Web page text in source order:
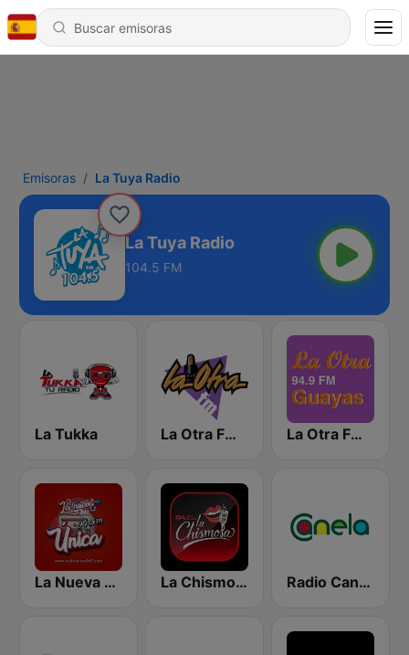
Emisoras La Tuya Radio
La Tuya Radio
104.5 FM
La Tukka La Otra FM - Quito La Otra FM - Guayaquil
La Nueva Unica 94.5 FM La Chismosa 104.1 Radio Canela Guayas